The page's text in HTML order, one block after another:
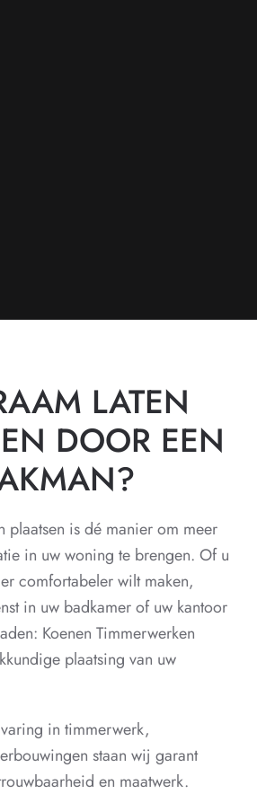
LATEN
DOOR EEN
plaatsen is dé manier om meer
in uw woning te brengen. Of u
comfortabeler wilt maken,
in uw badkamer of uw kantoor
Koenen Timmerwerken
plaatsing van uw
in timmerwerk,
staan wij garant
en maatwerk.